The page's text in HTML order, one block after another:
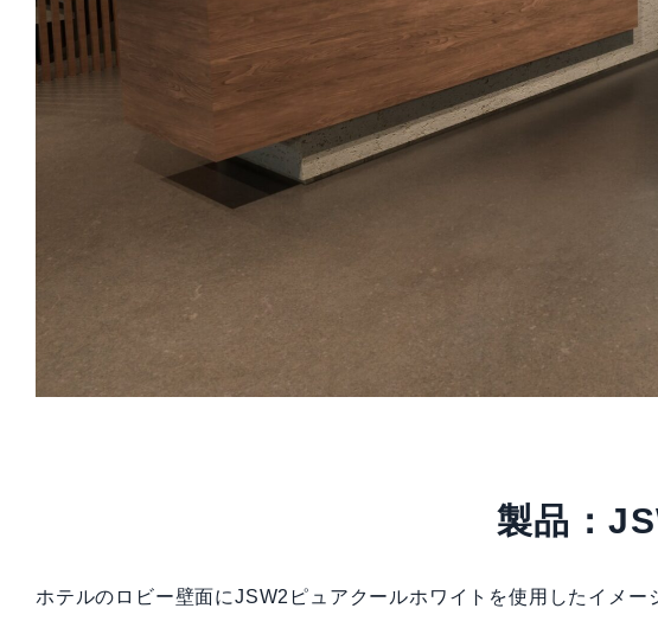
製品：
ホテルのロビー壁面にJSW2ピュアクールホワイトを使用したイメ